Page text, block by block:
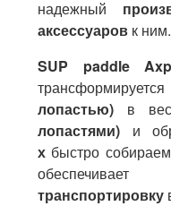
надежный п
аксессуаров к ним.
SUP paddle
лопастью) в
лопастями) и
х быстро
транспортировку